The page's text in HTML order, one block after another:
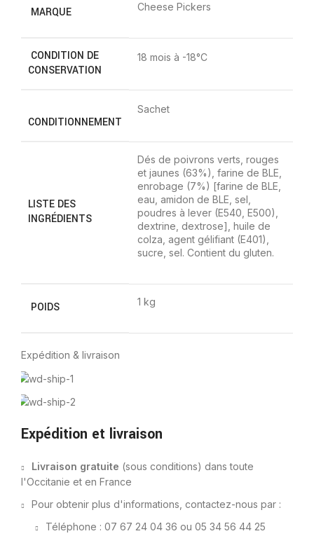
MARQUE Cheese Pickers
CONDITION DE
CONSERVATION
18 mois à -18°C
CONDITIONNEMENT
Sachet
LISTE DES
INGRÉDIENTS
Dés de poivrons verts, rouges
et jaunes (63%), farine de BLE,
enrobage (7%) [farine de BLE,
eau, amidon de BLE, sel,
poudres à lever (E540, E500),
dextrine, dextrose], huile de
colza, agent gélifiant (E401),
sucre, sel. Contient du gluten.
POIDS 1 kg
Expédition & livraison
Expédition et livraison
Livraison gratuite (sous conditions) dans toute
l'Occitanie et en France
Pour obtenir plus d'informations, contactez-nous par :
Téléphone : 07 67 24 04 36 ou 05 34 56 44 25